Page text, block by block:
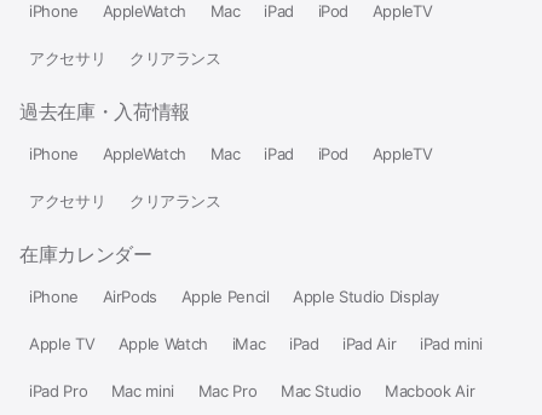
iPhone AppleWatch Mac iPad iPod AppleTV
アクセサリ クリアランス
過去在庫・入荷情報
iPhone AppleWatch Mac iPad iPod AppleTV
アクセサリ クリアランス
在庫カレンダー
iPhone AirPods Apple Pencil Apple Studio Display
Apple TV Apple Watch iMac iPad iPad Air iPad mini
iPad Pro Mac mini Mac Pro Mac Studio Macbook Air